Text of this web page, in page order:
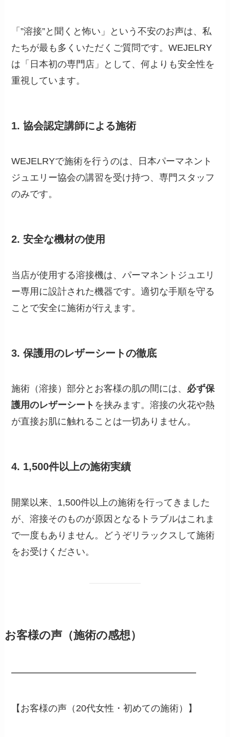
「”溶接”と聞くと怖い」という不安のお声は、私
たちが最も多くいただくご質問です。WEJELRY
は「日本初の専門店」として、何よりも安全性を
重視しています。
1. 協会認定講師による施術
WEJELRYで施術を行うのは、日本パーマネント
ジュエリー協会の講習を受け持つ、専門スタッフ
のみです。
2. 安全な機材の使用
当店が使用する溶接機は、パーマネントジュエリ
ー専用に設計された機器です。適切な手順を守る
ことで安全に施術が行えます。
3. 保護用のレザーシートの徹底
施術（溶接）部分とお客様の肌の間には、 必ず保
護用のレザーシート を挟みます。溶接の火花や熱
が直接お肌に触れることは一切ありません。
4. 1,500件以上の施術実績
開業以来、1,500件以上の施術を行ってきました
が、溶接そのものが原因となるトラブルはこれま
で一度もありません。どうぞリラックスして施術
をお受けください。
お客様の声（施術の感想）
━━━━━━━━━━━━━━━━━━━━
【お客様の声（20代女性・初めての施術）】